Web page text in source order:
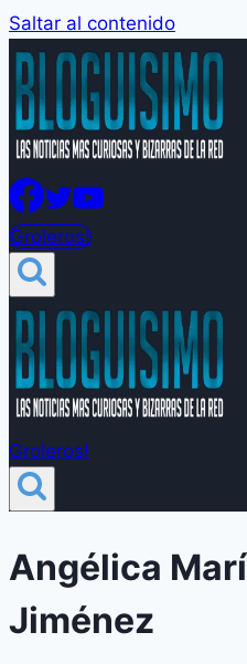
Saltar al contenido
Groleros!
Groleros!
Angélica
Jiménez